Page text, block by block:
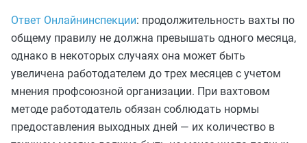
Ответ Онлайнинспекции: продолжительность вахты по
общему правилу не должна превышать одного месяца,
однако в некоторых случаях она может быть
увеличена работодателем до трех месяцев с учетом
мнения профсоюзной организации. При вахтовом
методе работодатель обязан соблюдать нормы
предоставления выходных дней — их количество в